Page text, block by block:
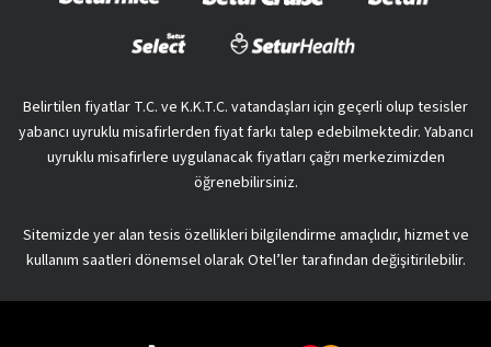
Belirtilen fiyatlar T.C. ve K.K.T.C. vatandaşları için geçerli olup tesisler
yabancı uyruklu misafirlerden fiyat farkı talep edebilmektedir. Yabancı
uyruklu misafirlere uygulanacak fiyatları çağrı merkezimizden
öğrenebilirsiniz.
Sitemizde yer alan tesis özellikleri bilgilendirme amaçlıdır, hizmet ve
kullanım saatleri dönemsel olarak Otel’ler tarafından değişitirilebilir.